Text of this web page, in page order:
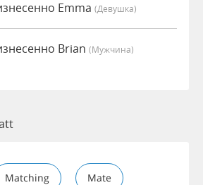
Emma (девушка)
Brian (мужчина)
Matching Mate